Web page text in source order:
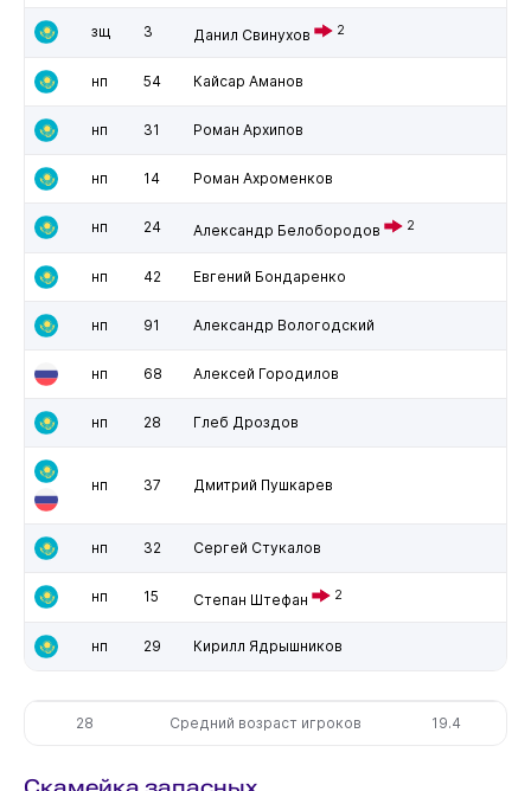
зщ 3 Данил Свинухов 2
нп 54 Кайсар Аманов
нп 31 Роман Архипов
нп 14 Роман Ахроменков
нп 24 Александр Белобородов 2
нп 42 Евгений Бондаренко
нп 91 Александр Вологодский
нп 68 Алексей Городилов
нп 28 Глеб Дроздов
нп 37 Дмитрий Пушкарев
нп 32 Сергей Стукалов
нп 15 Степан Штефан 2
нп 29 Кирилл Ядрышников
28 Средний возраст игроков 19.4